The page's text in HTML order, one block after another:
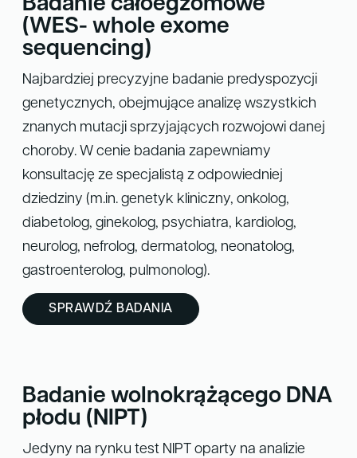
(WES- whole exome
sequencing)​
Najbardziej precyzyjne badanie predyspozycji
genetycznych, obejmujące analizę wszystkich
znanych mutacji sprzyjających rozwojowi danej
choroby. W cenie badania zapewniamy
konsultację ze specjalistą z odpowiedniej
dziedziny (m.in. genetyk kliniczny, onkolog,
diabetolog, ginekolog, psychiatra, kardiolog,
neurolog, nefrolog, dermatolog, neonatolog,
gastroenterolog, pulmonolog).
SPRAWDŹ BADANIA
Badanie wolnokrążącego DNA
płodu (NIPT)
Jedyny na rynku test NIPT oparty na analizie